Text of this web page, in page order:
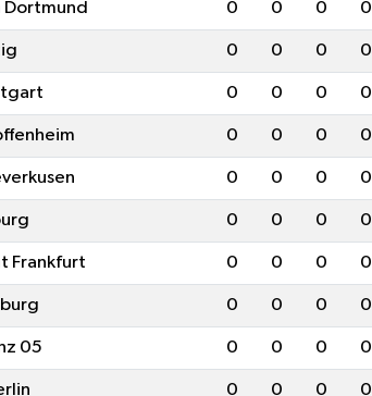
Dortmund 0 0 0 0
0 0 0 0
0 0 0 0
0 0 0 0
0 0 0 0
0 0 0 0
Frankfurt 0 0 0 0
0 0 0 0
05 0 0 0 0
0 0 0 0